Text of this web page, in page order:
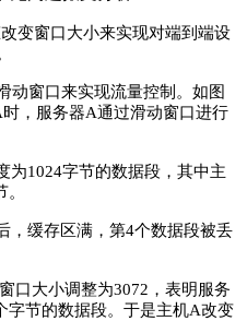
变窗口大小来实现对端到端设
动窗口来实现流量控制。如图
，服务器A通过滑动窗口进行
为1024字节的数据段，其中主
，缓存区满，第4个数据段被丢
口大小调整为3072 ，表明服务
字节的数据段。 于是主机A改变